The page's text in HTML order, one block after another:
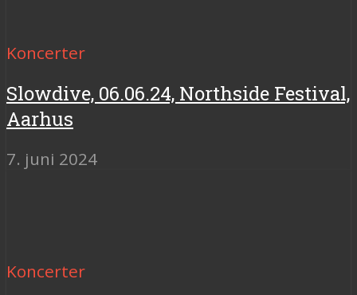
Koncerter
Slowdive, 06.06.24, Northside Festival,
Aarhus
7. juni 2024
Koncerter